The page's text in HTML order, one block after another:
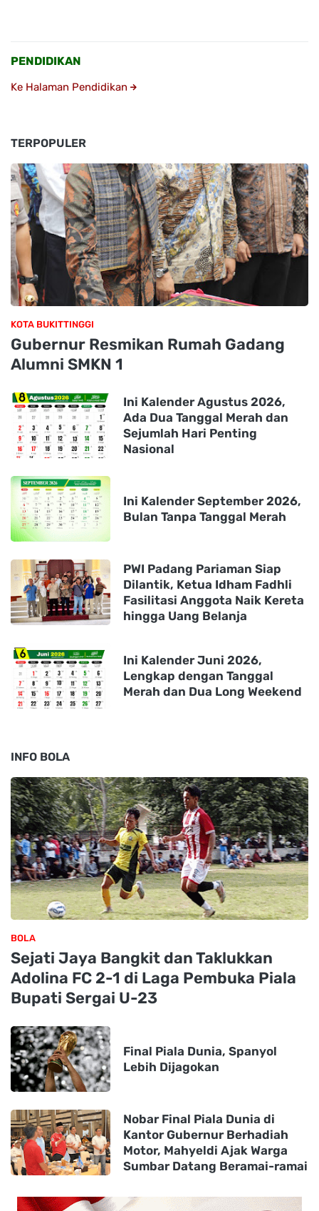
PENDIDIKAN
Ke Halaman Pendidikan
TERPOPULER
KOTA BUKITTINGGI
Gubernur Resmikan Rumah Gadang
Alumni SMKN 1
Ini Kalender Agustus 2026,
Ada Dua Tanggal Merah dan
Sejumlah Hari Penting
Nasional
Ini Kalender September 2026,
Bulan Tanpa Tanggal Merah
PWI Padang Pariaman Siap
Dilantik, Ketua Idham Fadhli
Fasilitasi Anggota Naik Kereta
hingga Uang Belanja
Ini Kalender Juni 2026,
Lengkap dengan Tanggal
Merah dan Dua Long Weekend
INFO BOLA
BOLA
Sejati Jaya Bangkit dan Taklukkan
Adolina FC 2-1 di Laga Pembuka Piala
Bupati Sergai U-23
Final Piala Dunia, Spanyol
Lebih Dijagokan
Nobar Final Piala Dunia di
Kantor Gubernur Berhadiah
Motor, Mahyeldi Ajak Warga
Sumbar Datang Beramai-ramai